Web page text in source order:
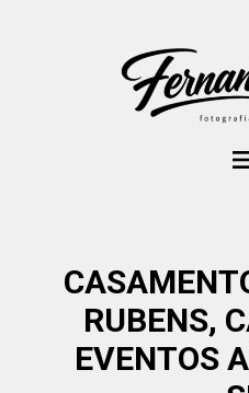
RUBENS,
EVENTOS